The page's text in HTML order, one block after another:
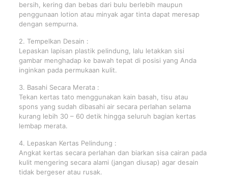
bersih, kering dan bebas dari bulu berlebih maupun
penggunaan lotion atau minyak agar tinta dapat meresap
dengan sempurna.
2. Tempelkan Desain :
Lepaskan lapisan plastik pelindung, lalu letakkan sisi
gambar menghadap ke bawah tepat di posisi yang Anda
inginkan pada permukaan kulit.
3. Basahi Secara Merata :
Tekan kertas tato menggunakan kain basah, tisu atau
spons yang sudah dibasahi air secara perlahan selama
kurang lebih 30 – 60 detik hingga seluruh bagian kertas
lembap merata.
4. Lepaskan Kertas Pelindung :
Angkat kertas secara perlahan dan biarkan sisa cairan pada
kulit mengering secara alami (jangan diusap) agar desain
tidak bergeser atau rusak.